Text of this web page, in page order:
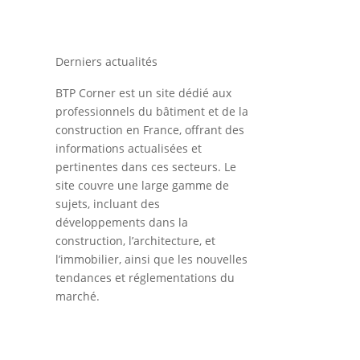
Derniers actualités
BTP Corner est un site dédié aux
professionnels du bâtiment et de la
construction en France, offrant des
informations actualisées et
pertinentes dans ces secteurs. Le
site couvre une large gamme de
sujets, incluant des
développements dans la
construction, l’architecture, et
l’immobilier, ainsi que les nouvelles
tendances et réglementations du
marché.